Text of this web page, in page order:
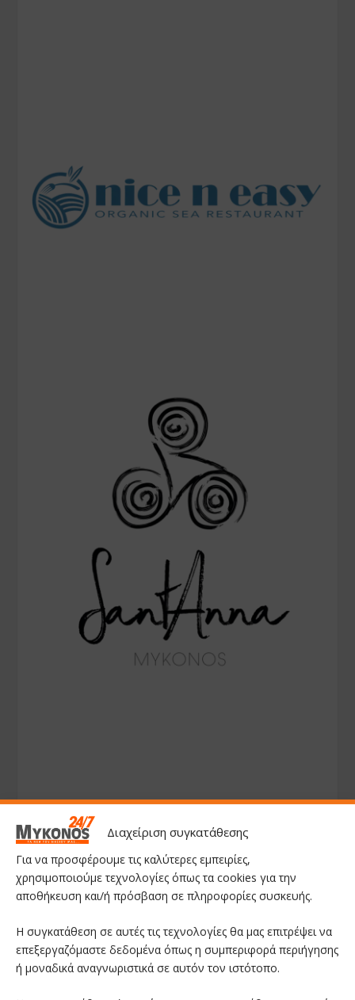
Διαχείριση συγκατάθεσης
Για να προσφέρουμε τις καλύτερες εμπειρίες,
χρησιμοποιούμε τεχνολογίες όπως τα cookies για την
αποθήκευση και/ή πρόσβαση σε πληροφορίες συσκευής.
Η συγκατάθεση σε αυτές τις τεχνολογίες θα μας επιτρέψει να
επεξεργαζόμαστε δεδομένα όπως η συμπεριφορά περιήγησης
ή μοναδικά αναγνωριστικά σε αυτόν τον ιστότοπο.